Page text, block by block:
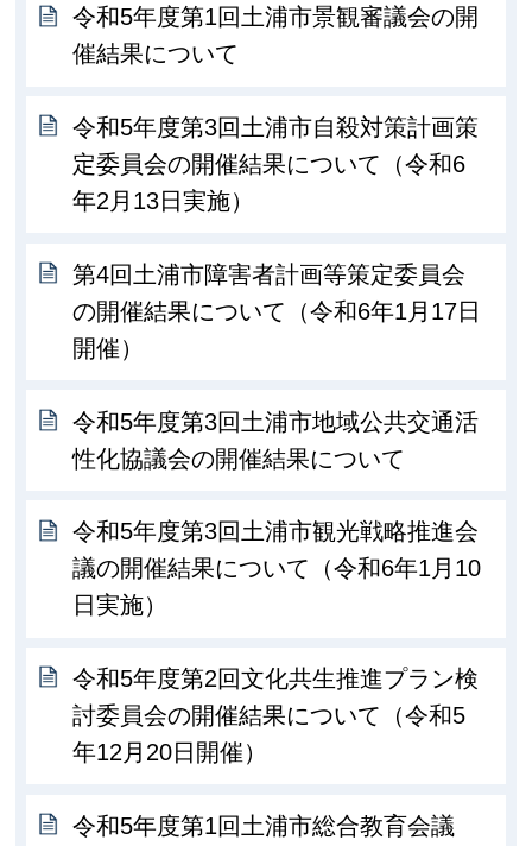
令和5年度第1回土浦市景観審議会の開
催結果について
令和5年度第3回土浦市自殺対策計画策
定委員会の開催結果について（令和6
年2月13日実施）
第4回土浦市障害者計画等策定委員会
の開催結果について（令和6年1月17日
開催）
令和5年度第3回土浦市地域公共交通活
性化協議会の開催結果について
令和5年度第3回土浦市観光戦略推進会
議の開催結果について（令和6年1月10
日実施）
令和5年度第2回文化共生推進プラン検
討委員会の開催結果について（令和5
年12月20日開催）
令和5年度第1回土浦市総合教育会議